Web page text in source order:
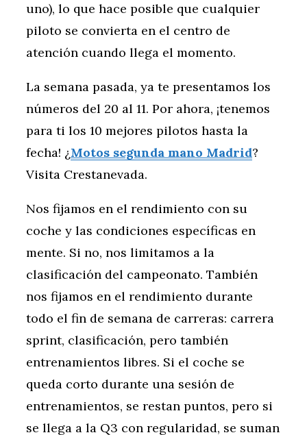
uno), lo que hace posible que cualquier
piloto se convierta en el centro de
atención cuando llega el momento.
La semana pasada, ya te presentamos los
números del 20 al 11. Por ahora, ¡tenemos
para ti los 10 mejores pilotos hasta la
fecha! ¿Motos segunda mano Madrid?
Visita Crestanevada.
Nos fijamos en el rendimiento con su
coche y las condiciones específicas en
mente. Si no, nos limitamos a la
clasificación del campeonato. También
nos fijamos en el rendimiento durante
todo el fin de semana de carreras: carrera
sprint, clasificación, pero también
entrenamientos libres. Si el coche se
queda corto durante una sesión de
entrenamientos, se restan puntos, pero si
se llega a la Q3 con regularidad, se suman